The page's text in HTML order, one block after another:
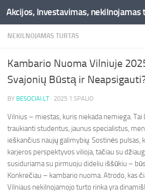
Skip to content
NEKILNOJAMAS TURTAS
Kambario Nuoma Vilniuje
Svajonių Būstą ir
BY BESOCIAI.LT · 2025 1 SPALIO
Vilnius – miestas, kuris niekada nemiega. Tai
traukianti studentus, jaunus specialistus,
ieškančius naujų galimybių. Sostinės pulsas,
karjeros perspektyvos vilioja, tačiau su
susiduriama su pirmuoju dideliu iššūkiu –
Konkrečiau – kambario nuoma. Atrodo, kas
Vilniaus nekilnojamojo turto rinka yra